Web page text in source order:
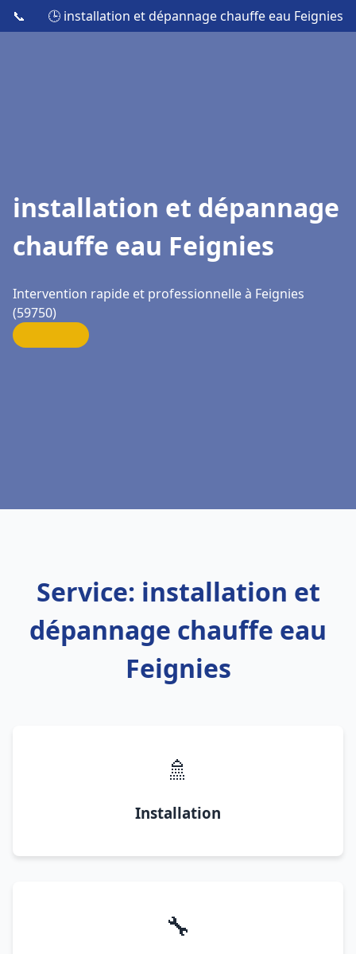
📞 🕒 installation et dépannage chauffe eau Feignies
installation et dépannage
chauffe eau Feignies
Intervention rapide et professionnelle à Feignies
(59750)
Service: installation et
dépannage chauffe eau
Feignies
🚿
Installation
🔧